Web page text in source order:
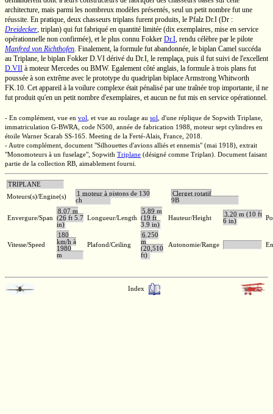
architecture, mais parmi les nombreux modèles présentés, seul un petit nombre fut une
réussite. En pratique, deux chasseurs triplans furent produits, le Pfalz Dr.I (Dr :
Dreidecker, triplan) qui fut fabriqué en quantité limitée (dix exemplaires, mise en service
opérationnelle non confirmée), et le plus connu Fokker Dr.I, rendu célèbre par le pilote
Manfred von Richthofen. Finalement, la formule fut abandonnée, le biplan Camel succéda
au Triplane, le biplan Fokker D.VI dérivé du Dr.I, le remplaça, puis il fut suivi de l'excellent
D.VII à moteur Mercedes ou BMW. Egalement côté anglais, la formule à trois plans fut
poussée à son extrême avec le prototype du quadriplan biplaceArmstrong Whitworth
FK.10. Cet appareil à la voilure complexe était pénalisé par une traînée trop importante, il ne
fut produit qu'en un petit nombre d'exemplaires, et aucun ne fut mis en service opérationnel.
- En complément, vue en vol , et vue au roulage au sol , d'une réplique de Sopwith Triplane,
immatriculation G-BWRA, code N500, année de fabrication 1988, moteur sept cylindres en
étoile Warner Scarab SS-165. Meeting de la Ferté-Alais, France, 2018.
- Autre complément, document "Silhouettes d'avions alliés et ennemis" (mai 1918), extrait
"Monomoteurs à un fuselage", Sopwith Triplane (désigné comme Triplan). Document faisant
partie de la collection RB, aimablement fourni.
TRIPLANE
Moteurs(s)/Engine(s)
1 moteur à pistons de 130
ch
Clerget rotatif
9B
Envergure/Span
8,07 m
(26 ft 5.7
in)
Longueur/Length
5,89 m
(19 ft
3.9 in)
Hauteur/Height
3,20 m (10 ft
6 in)
Vitesse/Speed
180
km/h à
1980
m
Plafond/Ceiling
6.250
m
(20,510
ft)
Autonomie/Range
Index